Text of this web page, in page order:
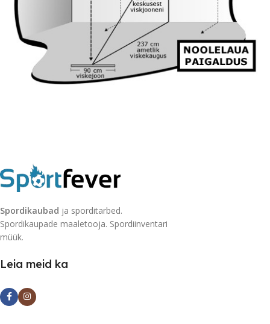
Spordikaubad ja sporditarbed.
Spordikaupade maaletooja. Spordiinventari
müük.
Leia meid ka